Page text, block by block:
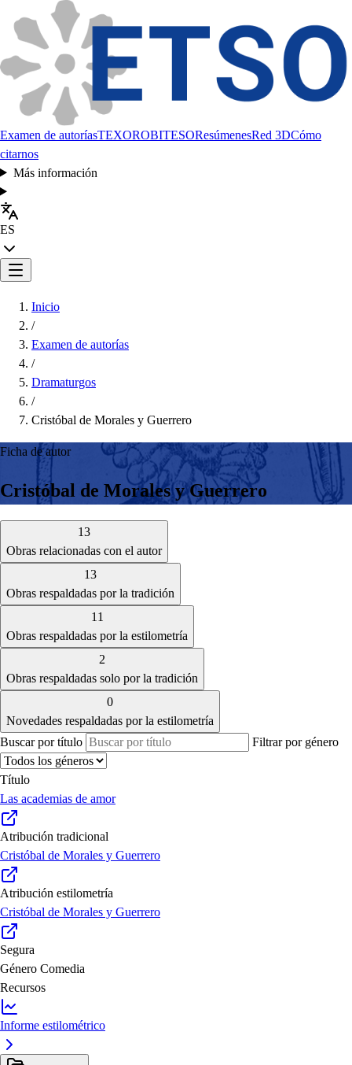
Examen de autoríasTEXOROBITESOResúmenesRed 3DCómo
citarnos
Más información
ES
Inicio
/
Examen de autorías
/
Dramaturgos
/
Cristóbal de Morales y Guerrero
Ficha de autor
Cristóbal de Morales y Guerrero
13
Obras relacionadas con el autor
13
Obras respaldadas por la tradición
11
Obras respaldadas por la estilometría
2
Obras respaldadas solo por la tradición
0
Novedades respaldadas por la estilometría
Buscar por título
Filtrar por género
Título
Las academias de amor
Atribución tradicional
Cristóbal de Morales y Guerrero
Atribución estilometría
Cristóbal de Morales y Guerrero
Segura
Género Comedia
Recursos
Informe estilométrico